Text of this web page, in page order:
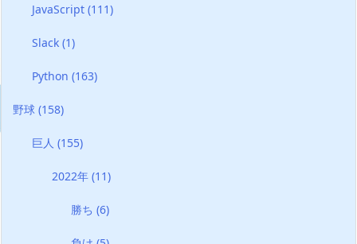
JavaScript(111)
Slack(1)
Python(163)
野球 (158)
巨人(155)
2022年 (11)
勝ち(6)